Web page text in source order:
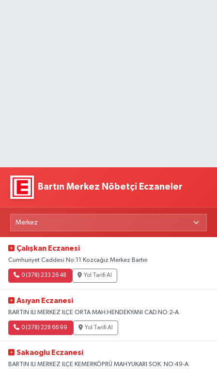
Bartın Merkez Nöbetçi Eczaneler
Çalışkan Eczanesi
Cumhuriyet Caddesi No:11 Kozcağız Merkez Bartın
0 (378) 233 26 48 Yol Tarifi Al
Asıyan Eczanesi
BARTIN ILI MERKEZ ILÇE ORTA MAH.HENDEKYANI CAD.NO:2-A
0 (378) 228 66 99 Yol Tarifi Al
Sakaoglu Eczanesi
BARTIN ILI MERKEZ ILÇE KEMERKÖPRÜ MAH.YUKARI SOK. NO:49-A